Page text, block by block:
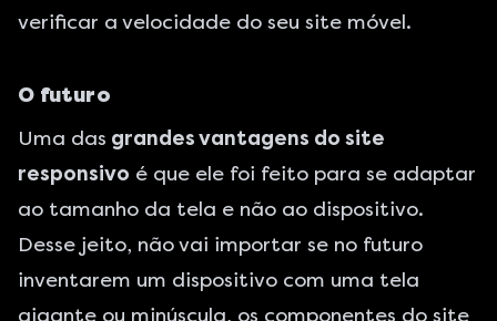
verificar a velocidade do seu site móvel.
O futuro
Uma das grandes vantagens do site
responsivo é que ele foi feito para se adaptar
ao tamanho da tela e não ao dispositivo.
Desse jeito, não vai importar se no futuro
inventarem um dispositivo com uma tela
gigante ou minúscula, os componentes do site